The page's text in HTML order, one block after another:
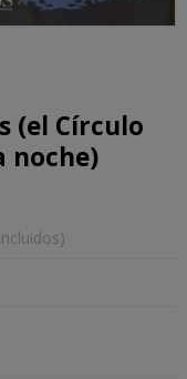
(el Círculo
noche)